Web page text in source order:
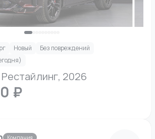
2026
₽
Новый
Без повреждений
Компания